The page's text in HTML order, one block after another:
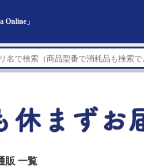
Online」
販 一覧